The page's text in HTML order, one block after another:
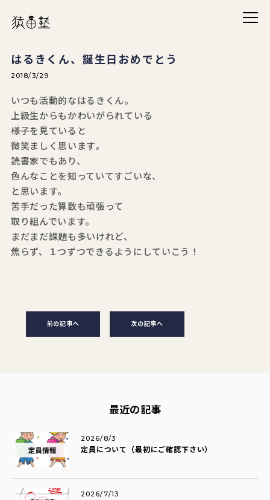
メニ
猿田塾
はるきくん、誕生日おめでとう
2018/3/29
いつも活動的なはるきくん。
上級生からもかわいがられている
様子を見ていると
微笑ましく思います。
読書家でもあり、
色んなことを知っていてすごいな、
と思います。
苦手だった算数も頑張って
取り組んでいます。
まだまだ課題も多いけれど、
焦らず、１つずつできるようにしていこう！
前の記事へ 次の記事へ
最近の記事
定員について（最初にご確認下さい）
2026/8/3
2026/7/13